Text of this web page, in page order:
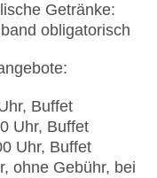
Getränke:
obligatorisch
Buffet
Uhr, Buffet
Uhr, Buffet
ohne Gebühr, bei